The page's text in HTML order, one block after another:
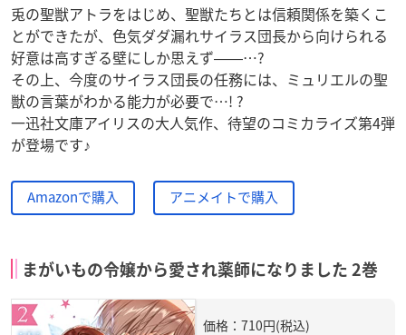
兎の聖獣アトラをはじめ、聖獣たちとは信頼関係を築くこ
とができたが、色気ダダ漏れサイラス団長から向けられる
好意は高すぎる壁にしか思えず――…?
その上、今度のサイラス団長の任務には、ミュリエルの聖
獣の言葉がわかる能力が必要で…! ?
一迅社文庫アイリスの大人気作、待望のコミカライズ第4弾
が登場です♪
Amazonで購入 アニメイトで購入
まがいもの令嬢から愛され薬師になりました 2巻
価格：710円(税込)